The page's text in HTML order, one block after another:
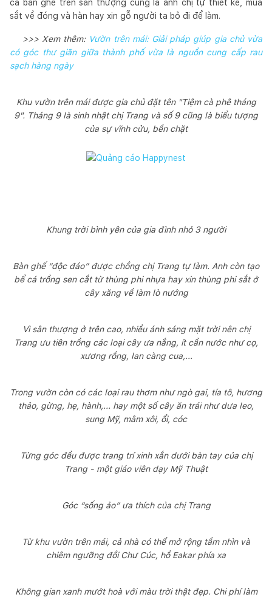
cả bàn ghế trên sân thượng cũng là anh chị tự thiết kế, mua
sắt về đóng và hàn hay xin gỗ người ta bỏ đi để làm.
>>> Xem thêm: Vườn trên mái: Giải pháp giúp gia chủ vừa
có góc thư giãn giữa thành phố vừa là nguồn cung cấp rau
sạch hàng ngày
Khu vườn trên mái được gia chủ đặt tên "Tiệm cà phê tháng
9". Tháng 9 là sinh nhật chị Trang và số 9 cũng là biểu tượng
của sự vĩnh cửu, bền chặt
Khung trời bình yên của gia đình nhỏ 3 người
Bàn ghế “độc đáo” được chồng chị Trang tự làm. Anh còn tạo
bể cá trồng sen cắt từ thùng phi nhựa hay xin thùng phi sắt ở
cây xăng về làm lò nướng
Vì sân thượng ở trên cao, nhiều ánh sáng mặt trời nên chị
Trang ưu tiên trồng các loại cây ưa nắng, ít cần nước như cọ,
xương rồng, lan càng cua,...
Trong vườn còn có các loại rau thơm như ngò gai, tía tô, hương
thảo, gừng, hẹ, hành,... hay một số cây ăn trái như dưa leo,
sung Mỹ, mâm xôi, ổi, cóc
Từng góc đều được trang trí xinh xắn dưới bàn tay của chị
Trang - một giáo viên dạy Mỹ Thuật
Góc “sống ảo” ưa thích của chị Trang
Từ khu vườn trên mái, cả nhà có thể mở rộng tầm nhìn và
chiêm ngưỡng đồi Chư Cúc, hồ Eakar phía xa
Không gian xanh mướt hoà với màu trời thật đẹp. Chi phí làm